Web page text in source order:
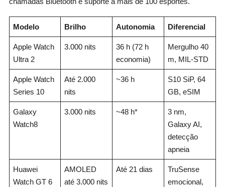
Modelo Brilho Autonomia Diferencial
Apple Watch
Ultra 2
3.000 nits
36 h (72 h
economia)
Mergulho 40
m, MIL‑STD
Apple Watch
Series 10
Até 2.000
nits
~36 h
S10 SiP, 64
GB, eSIM
Galaxy
Watch8
3.000 nits ~48 h*
3 nm,
Galaxy AI,
detecção
apneia
Huawei
Watch GT 6
AMOLED
até 3.000 nits
Até 21 dias
TruSense
emocional,